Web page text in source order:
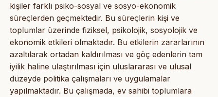
kişiler farklı psiko-sosyal ve sosyo-ekonomik
süreçlerden geçmektedir. Bu süreçlerin kişi ve
toplumlar üzerinde fiziksel, psikolojik, sosyolojik ve
ekonomik etkileri olmaktadır. Bu etkilerin zararlarının
azaltılarak ortadan kaldırılması ve göç edenlerin tam
iyilik haline ulaştırılması için uluslararası ve ulusal
düzeyde politika çalışmaları ve uygulamalar
yapılmaktadır. Bu çalışmada, ev sahibi toplumlara